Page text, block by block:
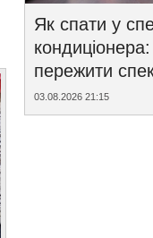
Як спати у
пережити
03.08.2026 21:15